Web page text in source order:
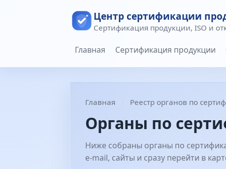
Центр сертификации
Сертификация продукции, ISO и
Главная Сертификация продукции
Главная Реестр органов по
Органы по
Ниже собраны органы по
e-mail, сайты и сразу перейти в